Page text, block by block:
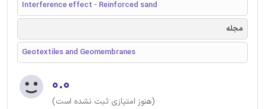
Interference effect - Reinforced sand
مجله
Geotextiles and Geomembranes
۰.۰
(هنوز امتیازی ثبت نشده است)